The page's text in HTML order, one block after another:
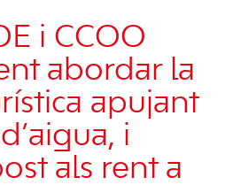
i CCOO
abordar la
apujant
i
als rent a